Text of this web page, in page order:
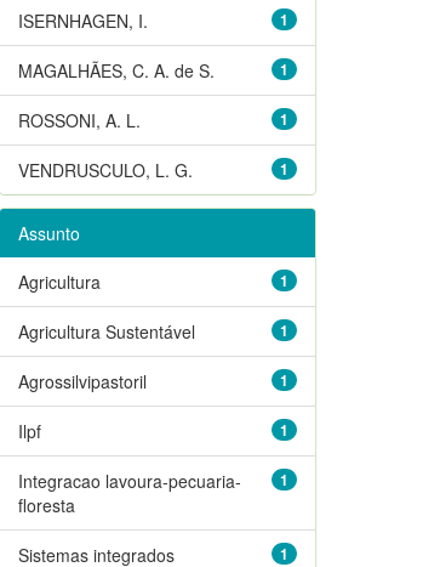
1
ISERNHAGEN, I.
1
MAGALHÃES, C. A. de S.
1
ROSSONI, A. L.
1
VENDRUSCULO, L. G.
Assunto
1
Agricultura
1
Agricultura Sustentável
1
Agrossilvipastoril
1
Ilpf
1
Integracao lavoura-pecuaria-
floresta
1
Sistemas integrados